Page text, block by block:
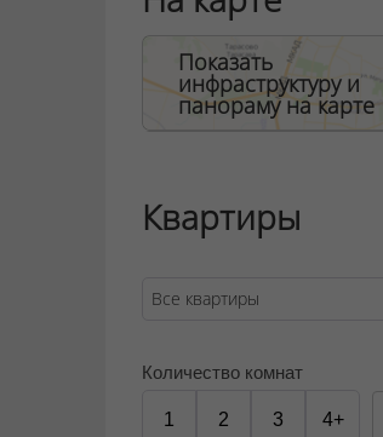
Обслуживать жителей
Рядом с кварталом
Международный
Показать
инфраструктуру и
панораму на карте
Квартиры
Количество комнат
1 2 3 4+